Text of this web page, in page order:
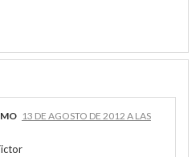
13 DE AGOSTO DE 2012 A LAS